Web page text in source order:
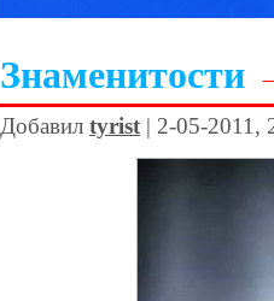
Знаменитости
Добавил tyrist | 2-05-